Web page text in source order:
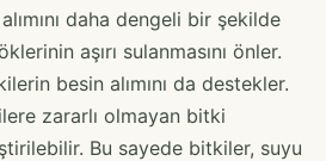
daha dengeli bir şekilde
aşırı sulanmasını önler.
besin alımını da destekler.
zararlı olmayan bitki
Bu sayede bitkiler, suyu